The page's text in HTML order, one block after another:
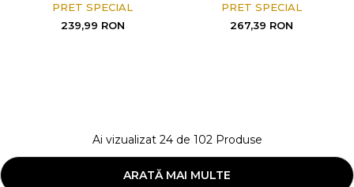
PRET SPECIAL
239,99 RON
PRET SPECIAL
267,39 RON
Ai vizualizat 24de 102Produse
ARATĂ MAI MULTE